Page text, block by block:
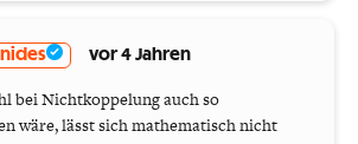
vor 4 Jahren
bei Nichtkoppelung auch so
wäre, lässt sich mathematisch nicht